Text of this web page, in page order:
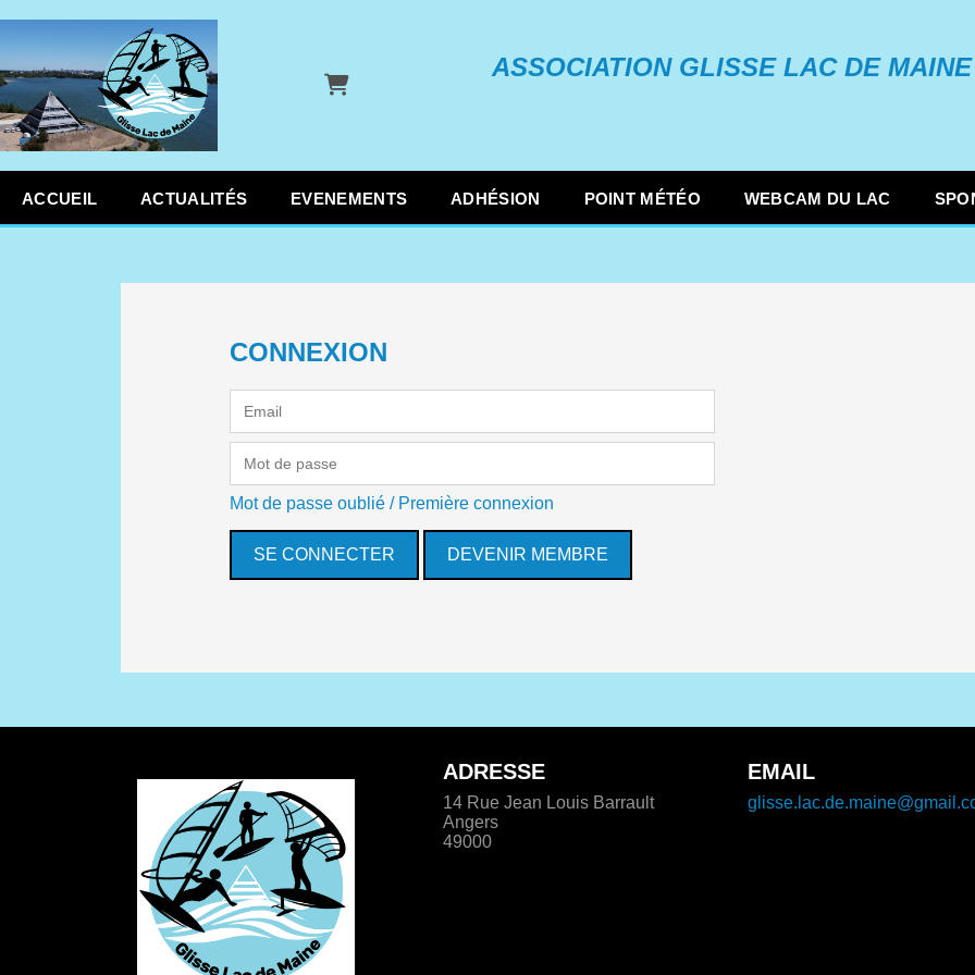
Panier ASSOCIATION GLISSE LAC DE MAINE
ACCUEIL ACTUALITÉS EVENEMENTS ADHÉSION POINT MÉTÉO WEBCAM DU LAC
CONNEXION
Mot de passe oublié / Première connexion
DEVENIR MEMBRE
ADRESSE
14 Rue Jean Louis Barrault
Angers
49000
EMAIL